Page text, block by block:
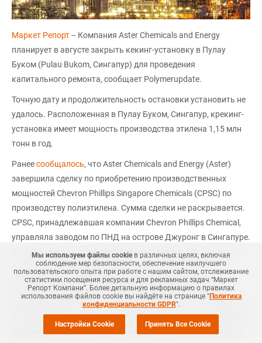
Маркет Репорт-- Компания Aster Chemicals and Energy
планирует в августе закрыть кекинг-установку в Пулау
Буком (Pulau Bukom, Сингапур) для проведения
капитального ремонта, сообщает Polymerupdate.
Точную дату и продолжительность остановки установить не
удалось. Расположенная в Пулау Буком, Сингапур, крекинг-
установка имеет мощность производства этилена 1,15 млн
тонн в год.
Ранеесообщалось, что Aster Chemicals and Energy (Aster)
завершила сделку по приобретению производственных
мощностей Chevron Phillips Singapore Chemicals (CPSC) по
производству полиэтилена. Сумма сделки не раскрывается.
CPSC, принадлежавшая компании Chevron Phillips Chemical,
управляла заводом по ПНД на острове Джуронг в Сингапуре.
Годовая мощность предприятия составляет 400 тыс. тонн.
Помимо нового приобретения Aster уже располагает
полностью интегрированным нефтеперерабатывающим
заводом мощностью 237 тыс. баррелей в сутки, установкой
по переработке этилена мощностью 1,1 млн тонн на острове
Буком и химическими активами по переработке на острове
Мы используем файлы cookieв различных целях, включая
соблюдение мер безопасности, обеспечение наилучшего
пользовательского опыта при работе с нашим сайтом, отслеживание
статистики посещения ресурса и для рекламных задач “Маркет
Репорт Компани”. Более детальную информацию о правилах
использования файлов cookie вы найдёте на странице "Политика
конфиденциальности GDPR".
Настройки Cookie Принять Все Cookie